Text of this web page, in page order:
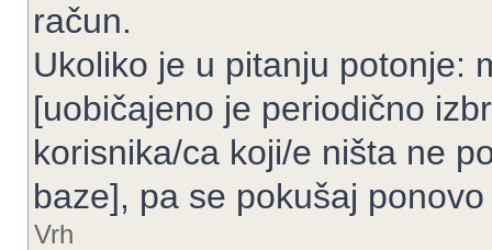
račun.
Ukoliko je u pitanju potonje:
[uobičajeno je periodično
korisnika/ca koji/e ništa ne
baze], pa se pokušaj
Vrh